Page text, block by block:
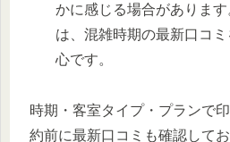
かに感じる場合がありま
は、混雑時期の最新口コ
心です。
時期・客室タイプ・プランで
約前に最新口コミも確認してお